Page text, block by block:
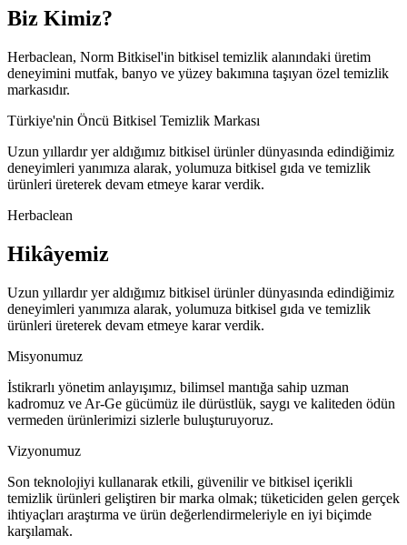
Biz Kimiz?
Herbaclean, Norm Bitkisel'in bitkisel temizlik alanındaki üretim
deneyimini mutfak, banyo ve yüzey bakımına taşıyan özel temizlik
markasıdır.
Türkiye'nin Öncü Bitkisel Temizlik Markası
Uzun yıllardır yer aldığımız bitkisel ürünler dünyasında edindiğimiz
deneyimleri yanımıza alarak, yolumuza bitkisel gıda ve temizlik
ürünleri üreterek devam etmeye karar verdik.
Herbaclean
Hikâyemiz
Uzun yıllardır yer aldığımız bitkisel ürünler dünyasında edindiğimiz
deneyimleri yanımıza alarak, yolumuza bitkisel gıda ve temizlik
ürünleri üreterek devam etmeye karar verdik.
Misyonumuz
İstikrarlı yönetim anlayışımız, bilimsel mantığa sahip uzman
kadromuz ve Ar-Ge gücümüz ile dürüstlük, saygı ve kaliteden ödün
vermeden ürünlerimizi sizlerle buluşturuyoruz.
Vizyonumuz
Son teknolojiyi kullanarak etkili, güvenilir ve bitkisel içerikli
temizlik ürünleri geliştiren bir marka olmak; tüketiciden gelen gerçek
ihtiyaçları araştırma ve ürün değerlendirmeleriyle en iyi biçimde
karşılamak.